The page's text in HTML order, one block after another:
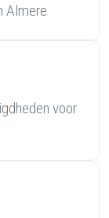
Almere
voor